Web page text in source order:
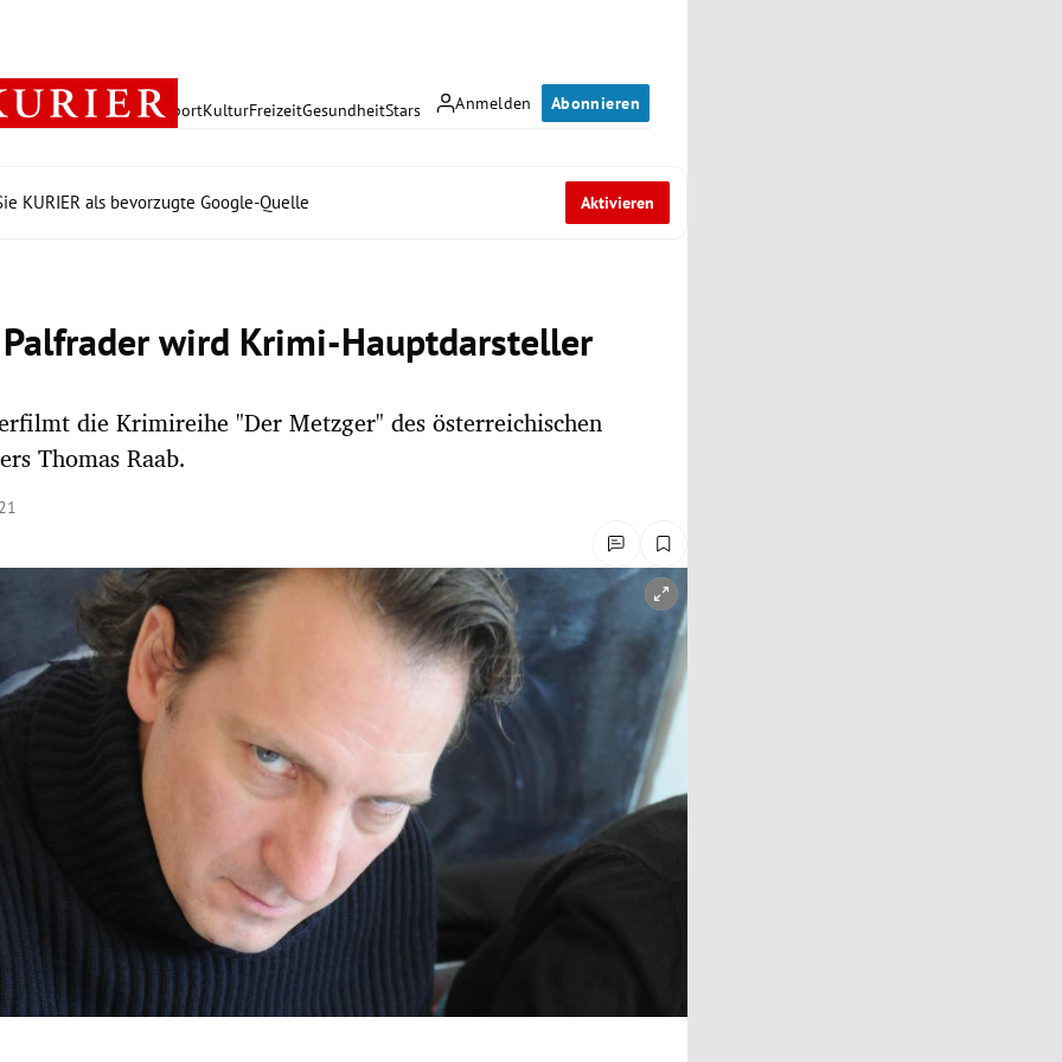
Anmelden Abonnieren
PolitikWirtschaft SportKulturFreizeitGesundheitStars
KURIER als bevorzugte Google-Quelle Aktivieren
wird Krimi-Hauptdarsteller
die Krimireihe "Der Metzger" des österreichischen
Thomas Raab.
öffnen/schließen